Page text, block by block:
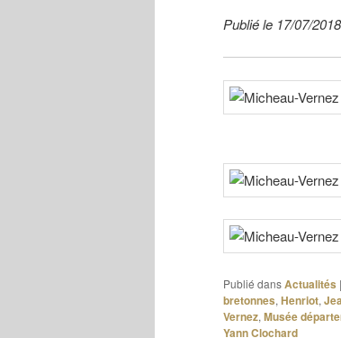
Publié le 17/07/
Publié dansActualités |
bretonnes, Henriot,
Vernez, Musée
Yann Clochard